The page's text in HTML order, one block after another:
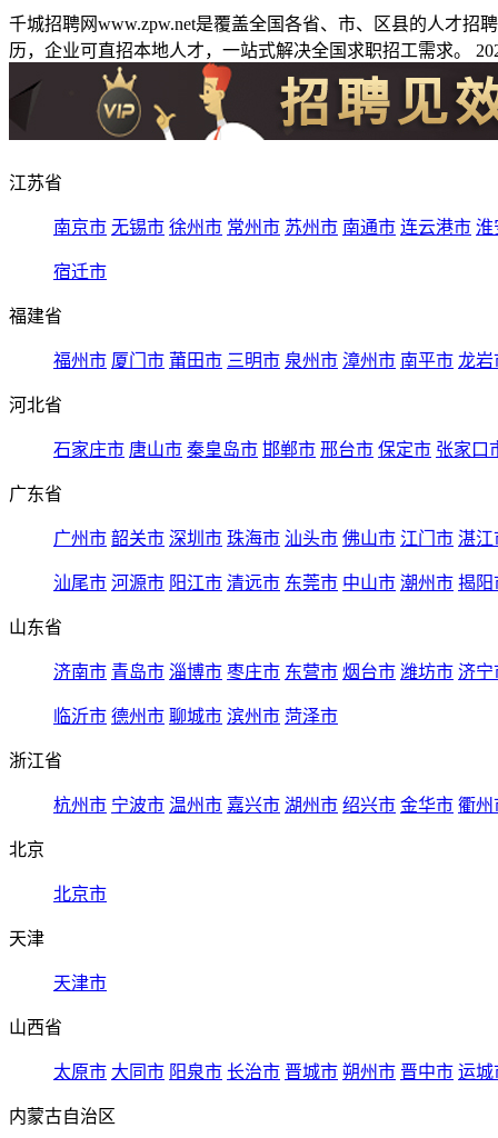
千城招聘网www.zpw.net是覆盖全国各省、市、区县的人才
历，企业可直招本地人才，一站式解决全国求职招工需求。
江苏省
南京市 无锡市 徐州市 常州市 苏州市 南通市 连云港市 淮
宿迁市
福建省
福州市 厦门市 莆田市 三明市 泉州市 漳州市 南平市 龙岩
河北省
石家庄市 唐山市 秦皇岛市 邯郸市 邢台市 保定市 张家口
广东省
广州市 韶关市 深圳市 珠海市 汕头市 佛山市 江门市 湛江
汕尾市 河源市 阳江市 清远市 东莞市 中山市 潮州市 揭阳
山东省
济南市 青岛市 淄博市 枣庄市 东营市 烟台市 潍坊市 济宁
临沂市 德州市 聊城市 滨州市 菏泽市
浙江省
杭州市 宁波市 温州市 嘉兴市 湖州市 绍兴市 金华市 衢州
北京
北京市
天津
天津市
山西省
太原市 大同市 阳泉市 长治市 晋城市 朔州市 晋中市 运城
内蒙古自治区